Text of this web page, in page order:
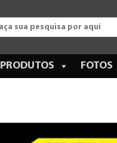
PRODUTOS FOTOS